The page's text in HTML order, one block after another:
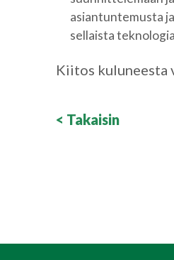
asiantuntemusta
sellaista
Kiitos kuluneesta
< Takaisin